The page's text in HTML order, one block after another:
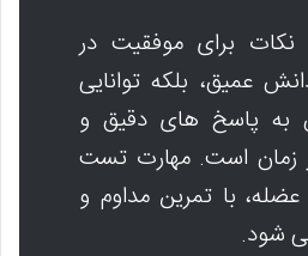
نکات برای موفقیت در
عمیق، بلکه توانایی
به پاسخ های دقیق و
زمان است. مهارت تست
با تمرین مداوم و
شود.